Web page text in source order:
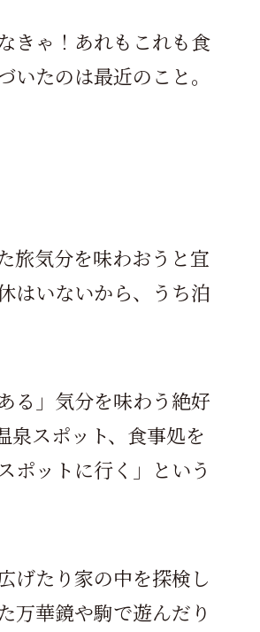
きゃ！あれもこれも食
たのは最近のこと。
旅気分を味わおうと宜
はいないから、うち泊
る」気分を味わう絶好
泉スポット、食事処を
ポットに行く」という
げたり家の中を探検し
万華鏡や駒で遊んだり